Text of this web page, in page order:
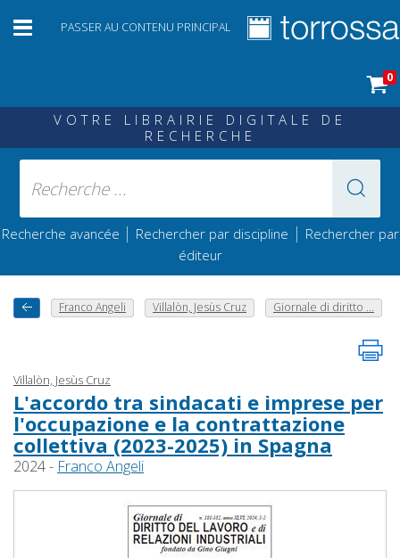
PASSER AU CONTENU PRINCIPAL
0
VOTRE LIBRAIRIE DIGITALE DE
RECHERCHE
Recherche avancée | Rechercher par discipline | Rechercher par
éditeur
Franco Angeli Villalòn, Jesùs Cruz Giornale di diritto ...
Villalòn, Jesùs Cruz
L'accordo tra sindacati e imprese per
l'occupazione e la contrattazione
collettiva (2023-2025) in Spagna
2024 - Franco Angeli